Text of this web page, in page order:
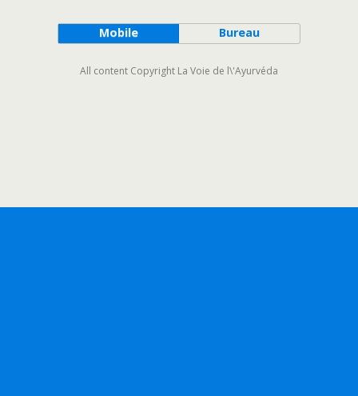
Mobile Bureau
All content Copyright La Voie de l\'Ayurvéda